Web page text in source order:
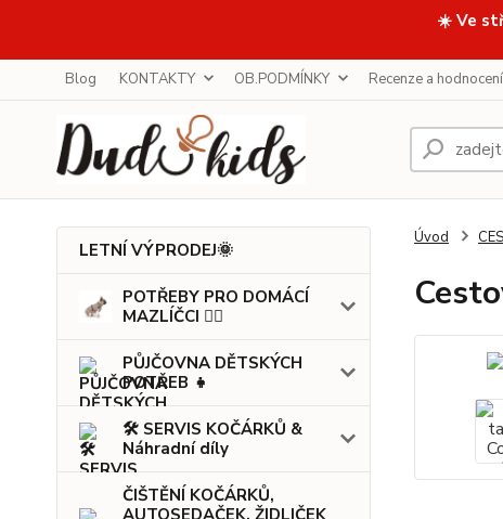
☀️ Ve
Blog KONTAKTY OB.PODMÍNKY Recenze a hodnocení
LETNÍ VÝPRODEJ🌞
POTŘEBY PRO DOMÁCÍ
MAZLÍČCI 🐕‍🦺
PŮJČOVNA DĚTSKÝCH
POTŘEB 👧
🛠️ SERVIS KOČÁRKŮ &
Náhradní díly
ČIŠTĚNÍ KOČÁRKŮ,
AUTOSEDAČEK, ŽIDLIČEK
Úvod